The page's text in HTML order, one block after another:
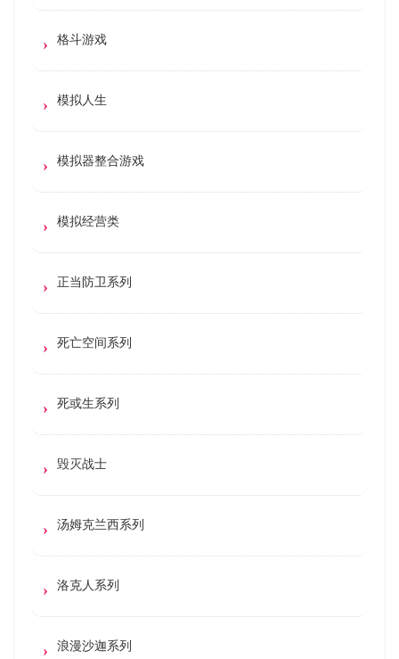
格斗游戏
模拟人生
模拟器整合游戏
模拟经营类
正当防卫系列
死亡空间系列
死或生系列
毁灭战士
汤姆克兰西系列
洛克人系列
浪漫沙迦系列